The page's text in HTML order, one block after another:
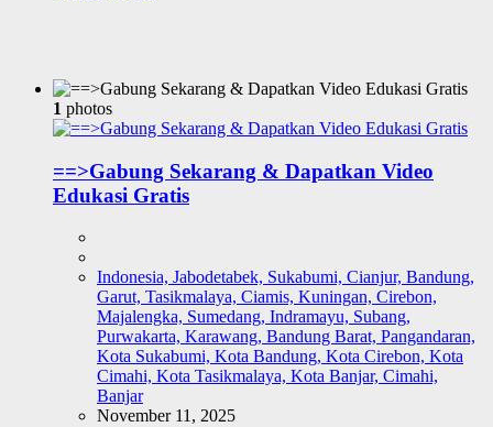
1 photos
==>Gabung Sekarang & Dapatkan Video
Edukasi Gratis
Indonesia, Jabodetabek, Sukabumi, Cianjur, Bandung,
Garut, Tasikmalaya, Ciamis, Kuningan, Cirebon,
Majalengka, Sumedang, Indramayu, Subang,
Purwakarta, Karawang, Bandung Barat, Pangandaran,
Kota Sukabumi, Kota Bandung, Kota Cirebon, Kota
Cimahi, Kota Tasikmalaya, Kota Banjar, Cimahi,
Banjar
November 11, 2025